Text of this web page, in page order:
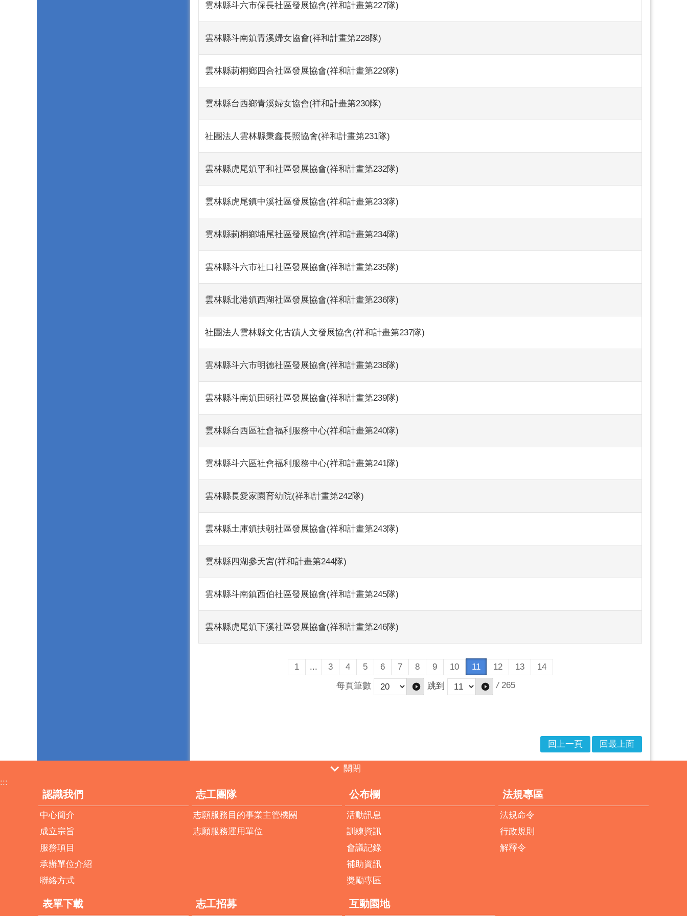
雲林縣斗六市保長社區發展協會(祥和計畫第227隊)
雲林縣斗南鎮青溪婦女協會(祥和計畫第228隊)
雲林縣莿桐鄉四合社區發展協會(祥和計畫第229隊)
雲林縣台西鄉青溪婦女協會(祥和計畫第230隊)
社團法人雲林縣秉鑫長照協會(祥和計畫第231隊)
雲林縣虎尾鎮平和社區發展協會(祥和計畫第232隊)
雲林縣虎尾鎮中溪社區發展協會(祥和計畫第233隊)
雲林縣莿桐鄉埔尾社區發展協會(祥和計畫第234隊)
雲林縣斗六市社口社區發展協會(祥和計畫第235隊)
雲林縣北港鎮西湖社區發展協會(祥和計畫第236隊)
社團法人雲林縣文化古蹟人文發展協會(祥和計畫第237隊)
雲林縣斗六市明德社區發展協會(祥和計畫第238隊)
雲林縣斗南鎮田頭社區發展協會(祥和計畫第239隊)
雲林縣台西區社會福利服務中心(祥和計畫第240隊)
雲林縣斗六區社會福利服務中心(祥和計畫第241隊)
雲林縣長愛家園育幼院(祥和計畫第242隊)
雲林縣土庫鎮扶朝社區發展協會(祥和計畫第243隊)
雲林縣四湖參天宮(祥和計畫第244隊)
雲林縣斗南鎮西伯社區發展協會(祥和計畫第245隊)
雲林縣虎尾鎮下溪社區發展協會(祥和計畫第246隊)
1 ... 3 4 5 6 7 8 9 10 11 12 13
14
每頁筆數
跳到 / 265
回上一頁 回最上面
關閉
:::
認識我們
中心簡介
成立宗旨
服務項目
承辦單位介紹
聯絡方式
志工團隊
志願服務目的事業主管機關
志願服務運用單位
公布欄
活動訊息
訓練資訊
會議記錄
補助資訊
獎勵專區
法規專區
法規命令
行政規則
解釋令
表單下載 志工招募 互動園地